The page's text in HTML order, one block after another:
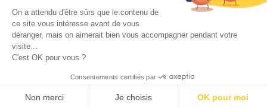
On a attendu d'être sûrs que le contenu de
ce site vous intéresse avant de vous
déranger, mais on aimerait bien vous accompagner pendant votre
visite...
C'est OK pour vous ?
Consentements certifiés par
Non merci Je choisis OK pour moi
Voir toutes les collections
Nous suivre